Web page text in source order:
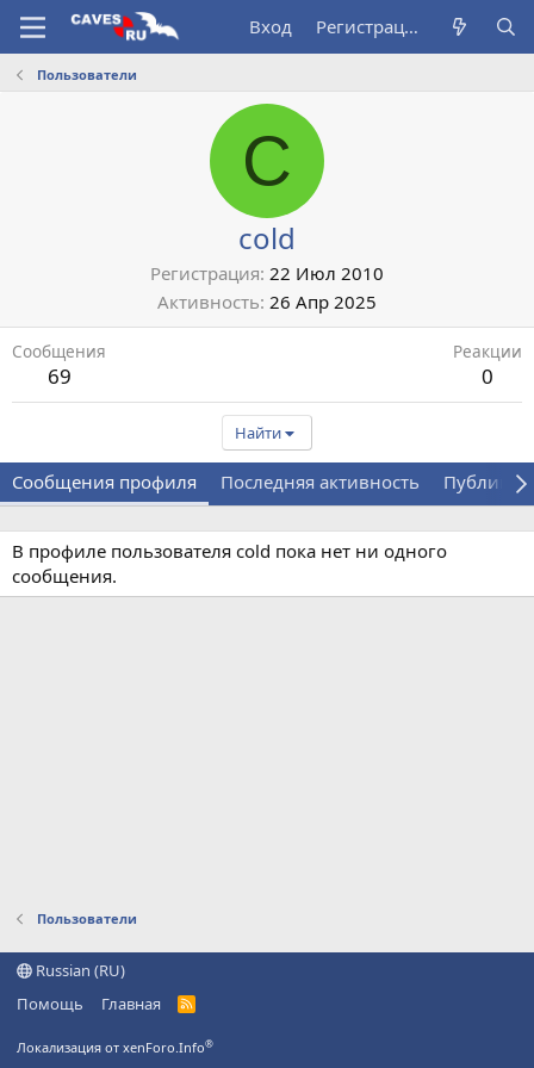
Вход Регистрация
Пользователи
C
cold
Регистрация 22 Июл 2010
Активность 26 Апр 2025
Сообщения
69
Реакции
0
Найти
Сообщения профиля Последняя активность
В профиле пользователя cold пока нет ни одного
сообщения.
Пользователи
Russian (RU)
Помощь
Главная
R
Локализация от xenForo.Info®